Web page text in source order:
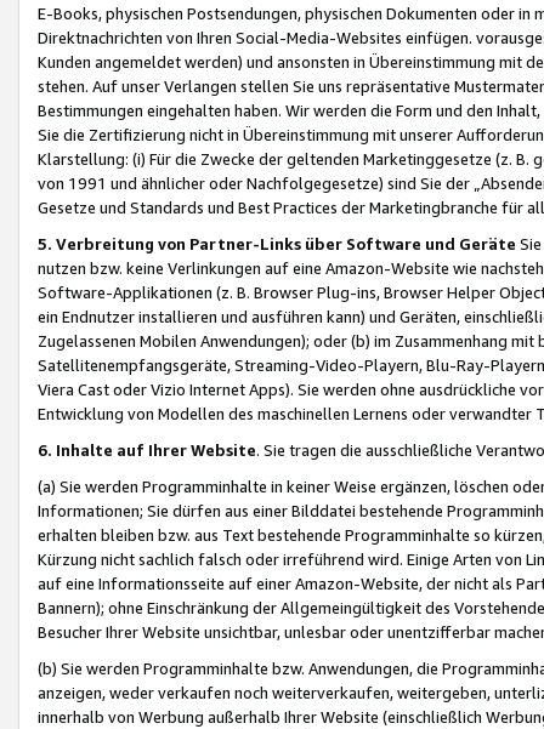
E-Books, physischen Postsendungen, physischen Dokumenten oder in
Direktnachrichten von Ihren Social-Media-Websites einfügen.
Kunden angemeldet werden) und ansonsten in Übereinstimmung mit
stehen. Auf unser Verlangen stellen Sie uns repräsentative
Bestimmungen eingehalten haben. Wir werden die Form und den
Sie die Zertifizierung nicht in Übereinstimmung mit unserer
Klarstellung: (i) Für die Zwecke der geltenden Marketinggesetze (z. B.
von 1991 und ähnlicher oder Nachfolgegesetze) sind Sie der
Gesetze und Standards und Best Practices der Marketingbranche für
5. Verbreitung von Partner-Links über Software und Geräte
nutzen bzw. keine Verlinkungen auf eine Amazon-Website wie
Software-Applikationen (z. B. Browser Plug-ins, Browser Helper
ein Endnutzer installieren und ausführen kann) und Geräten,
Zugelassenen Mobilen Anwendungen); oder (b) im Zusammenhang
Satellitenempfangsgeräte, Streaming-Video-Playern, Blu-Ray-
Viera Cast oder Vizio Internet Apps). Sie werden ohne ausdrückliche
Entwicklung von Modellen des maschinellen Lernens oder
6. Inhalte auf Ihrer Website. Sie tragen die ausschließliche
(a) Sie werden Programminhalte in keiner Weise ergänzen, löschen
Informationen; Sie dürfen aus einer Bilddatei bestehende
erhalten bleiben bzw. aus Text bestehende Programminhalte so
Kürzung nicht sachlich falsch oder irreführend wird. Einige Arten von
auf eine Informationsseite auf einer Amazon-Website, der nicht als
Bannern); ohne Einschränkung der Allgemeingültigkeit des
Besucher Ihrer Website unsichtbar, unlesbar oder unentzifferbar
(b) Sie werden Programminhalte bzw. Anwendungen, die
anzeigen, weder verkaufen noch weiterverkaufen, weitergeben,
innerhalb von Werbung außerhalb Ihrer Website (einschließlich